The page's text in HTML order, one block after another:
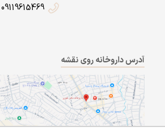
09119615469
آدرس داروخانه روی نقشه